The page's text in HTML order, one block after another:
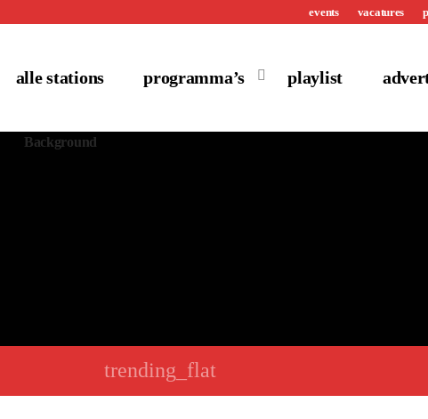
events vacatures
alle stations programma’s playlist
trending_flat